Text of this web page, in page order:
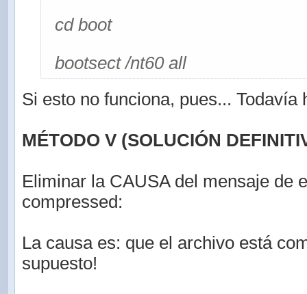
cd boot
bootsect /nt60 all
Si esto no funciona, pues... Todavía
MÉTODO V (SOLUCIÓN
Eliminar la CAUSA del mensaje de
compressed:
La causa es: que el archivo está
supuesto!